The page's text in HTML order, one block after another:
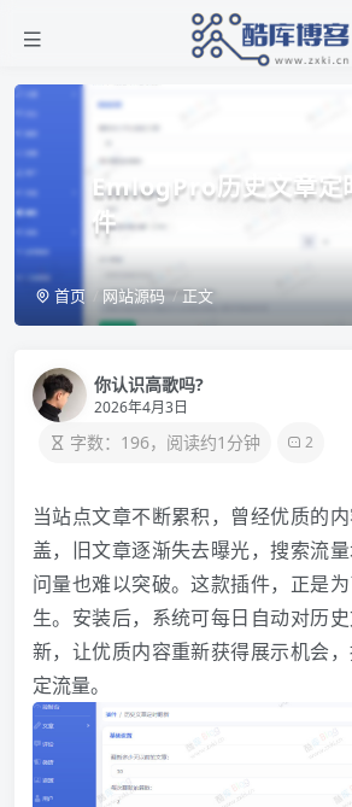
EmlogPro历史文章定
件
首页 网站源码 正文
你认识高歌吗?
2026年4月3日
字数：196，阅读约1分钟 2
当站点文章不断累积，曾经优质的
盖，旧文章逐渐失去曝光，搜索流
问量也难以突破。这款插件，正是
生。安装后，系统可每日自动对历
新，让优质内容重新获得展示机会
定流量。